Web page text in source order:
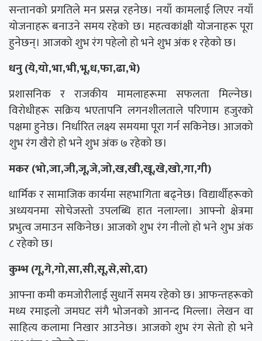
सन्तानको प्रगतिले मन प्रसन्न रहनेछ। नयाँ कामलाई लिएर नयाँ
योजनाहरू बनाउने समय रहेको छ। महत्वकांक्षी योजनाहरू पूरा
हुनेछन्। आजको शुभ रंग पहेलो हो भने शुभ अंक १ रहेको छ।
धनु (ये,यो,भा,भी,भू,ध,फा,ढा,भे)
प्रशासनिक र राजकीय मामलाहरूमा सफलता मिल्नेछ।
विरोधीहरू सक्रिय भएतापनि लगनशीलताले परिणाम हजुरको
पक्षमा हुनेछ। निर्धारित लक्ष्य समयमा पूरा गर्न सकिनेछ। आजको
शुभ रंग खैरो हो भने शुभ अंक ७ रहेको छ।
मकर (भो,जा,जी,जू,जे,जो,ख,खी,खू,खे,खो,गा,गी)
धार्मिक र सामाजिक कार्यमा सहभागिता बढ्नेछ। विद्यार्थीहरूको
अध्ययनमा सोचेजस्तो उपलब्धि हात नलाग्ला। आफ्नो क्षेत्रमा
प्रभुत्व जमाउन सकिनेछ। आजको शुभ रंग नीलो हो भने शुभ अंक
८ रहेको छ।
कुम्भ (गू,गे,गो,सा,सी,सू,से,सो,दा)
आफ्ना कमी कमजोरीलाई सुधार्ने समय रहेको छ। आफन्तहरूको
मध्य रमाइलो जमघट संगै भोजनको आनन्द मिल्ला। लेखन वा
साहित्य कलामा निखार आउनेछ। आजको शुभ रंग सेतो हो भने